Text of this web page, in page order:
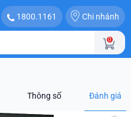
1800.1161 Chi nhánh
0
Thông số Đánh giá